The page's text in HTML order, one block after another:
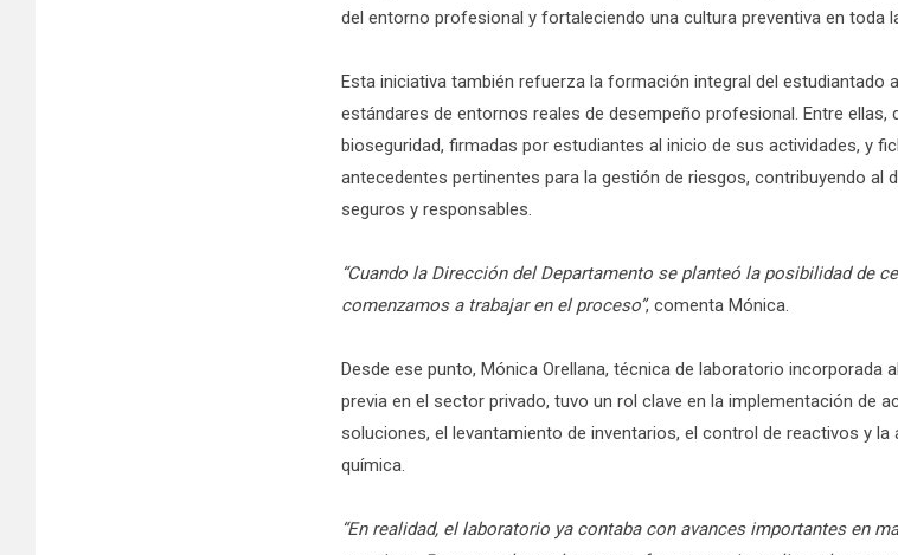
del entorno profesional y fortaleciendo una cultura preventiva en toda
Esta iniciativa también refuerza la formación integral del estudiantado
estándares de entornos reales de desempeño profesional. Entre
bioseguridad, firmadas por estudiantes al inicio de sus actividades, y
antecedentes pertinentes para la gestión de riesgos, contribuyendo
seguros y responsables.
“Cuando la Dirección del Departamento se planteó la posibilidad de
comenzamos a trabajar en el proceso”, comenta Mónica.
Desde ese punto, Mónica Orellana, técnica de laboratorio incorporada
previa en el sector privado, tuvo un rol clave en la implementación de
soluciones, el levantamiento de inventarios, el control de reactivos y
química.
“En realidad, el laboratorio ya contaba con avances importantes en